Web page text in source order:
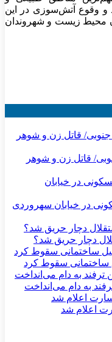
و وقوع آتش‌سوزی در این
محیط زیست و شهروندان
قاتل زن و شوهر
در خیابان سهروردی
دچار حریق شد؟
ساختمانی سقوط کرد
به دام می‌انداخت